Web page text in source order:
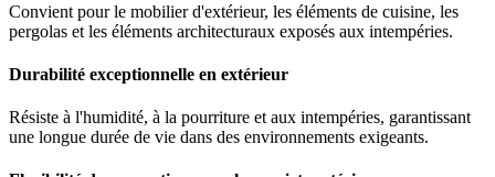
Convient pour le mobilier d'extérieur, les éléments de cuisine, les
pergolas et les éléments architecturaux exposés aux intempéries.
Durabilité exceptionnelle en extérieur
Résiste à l'humidité, à la pourriture et aux intempéries, garantissant
une longue durée de vie dans des environnements exigeants.
Performances extérieures à long terme
Résiste au gonflement, au rétrécissement et à la
Usinage et finition haut de gamme
Support stable pour les finitions
conservent leur aspect au fil du temps.
Applications de haute performance pour les
magasins